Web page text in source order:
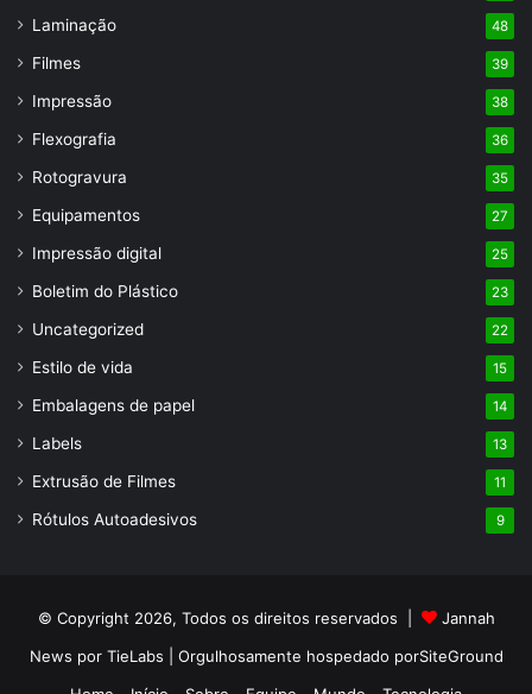
Laminação 48
Filmes 39
Impressão 38
Flexografia 36
Rotogravura 35
Equipamentos 27
Impressão digital 25
Boletim do Plástico 23
Uncategorized 22
Estilo de vida 15
Embalagens de papel 14
Labels 13
Extrusão de Filmes 11
Rótulos Autoadesivos 9
© Copyright 2026, Todos os direitos reservados |
Jannah
News por TieLabs | Orgulhosamente hospedado porSiteGround